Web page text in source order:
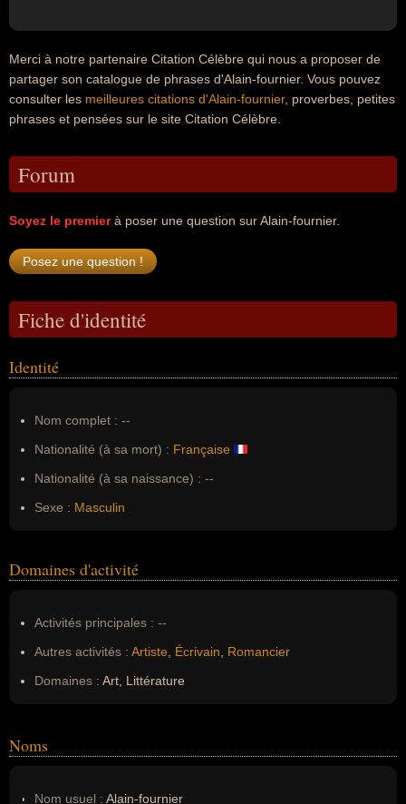
Merci à notre partenaire Citation Célèbre qui nous a proposer de
partager son catalogue de phrases d'Alain-fournier. Vous pouvez
consulter les meilleures citations d'Alain-fournier, proverbes, petites
phrases et pensées sur le site Citation Célèbre.
Forum
Soyez le premierà poser une question sur Alain-fournier.
Fiche d'identité
Identité
Nom complet : --
Nationalité (à sa mort) : Française
Nationalité (à sa naissance) : --
Sexe : Masculin
Domaines d'activité
Activités principales : --
Autres activités : Artiste Écrivain
Romancier
Domaines : Art, Littérature
Noms
Nom usuel : Alain-fournier